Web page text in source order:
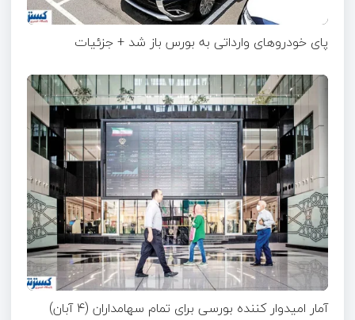
پای خودروهای وارداتی به بورس باز شد + جزئیات
آمار امیدوار کننده بورسی برای تمام سهامداران (۴ آبان)